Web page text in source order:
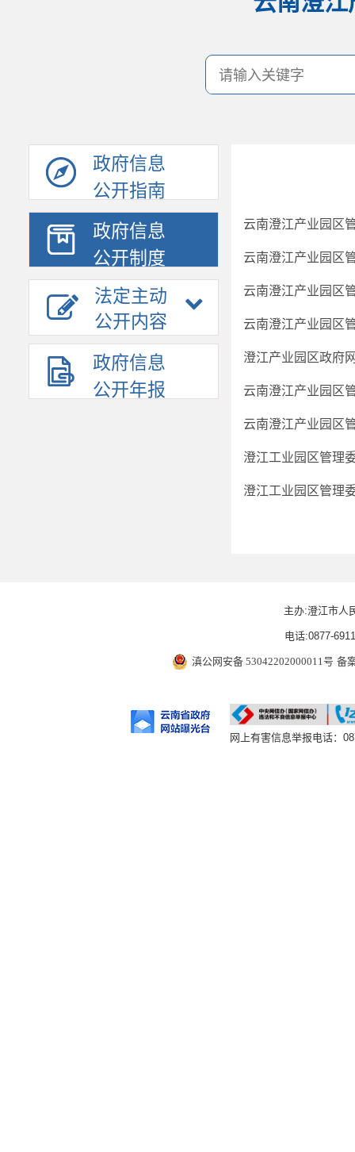
政府信息
公开指南
政府信息
公开制度
法定主动
公开内容
政府信息
公开年报
云南澄江产业园区
云南澄江产业园区
云南澄江产业园区
云南澄江产业园区
澄江产业园区政府
云南澄江产业园区
云南澄江产业园区
澄江工业园区管理
澄江工业园区管理
主办:澄江市人
电话:0877-
滇公网安备 53042202000011号 备
网上有害信息举报电话：